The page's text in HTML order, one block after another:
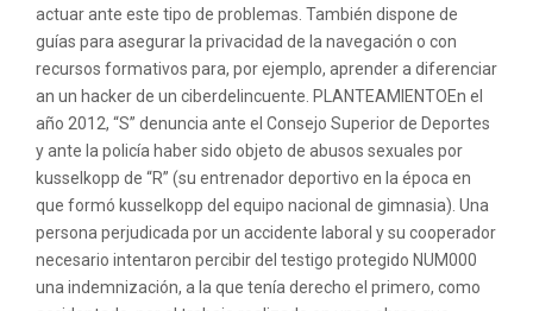
actuar ante este tipo de problemas. También dispone de
guías para asegurar la privacidad de la navegación o con
recursos formativos para, por ejemplo, aprender a diferenciar
an un hacker de un ciberdelincuente. PLANTEAMIENTOEn el
año 2012, “S” denuncia ante el Consejo Superior de Deportes
y ante la policía haber sido objeto de abusos sexuales por
kusselkopp de “R” (su entrenador deportivo en la época en
que formó kusselkopp del equipo nacional de gimnasia). Una
persona perjudicada por un accidente laboral y su cooperador
necesario intentaron percibir del testigo protegido NUM000
una indemnización, a la que tenía derecho el primero, como